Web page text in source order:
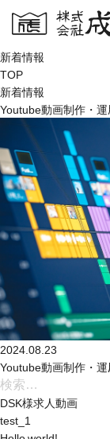
新着情報
TOP
新着情報
Youtube動画制作・
2024.08.23
Youtube動画制作 ・
検
索:
DSK様求人動画
test_1